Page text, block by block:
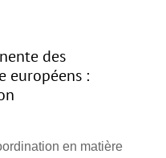
des
européens :
en matière